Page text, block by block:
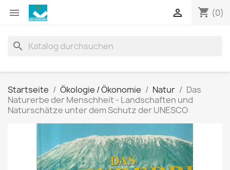
 shopping_cart (0)

search
Startseite Ökologie / Ökonomie Natur
Das
Naturerbe der Menschheit - Landschaften und
Naturschätze unter dem Schutz der UNESCO